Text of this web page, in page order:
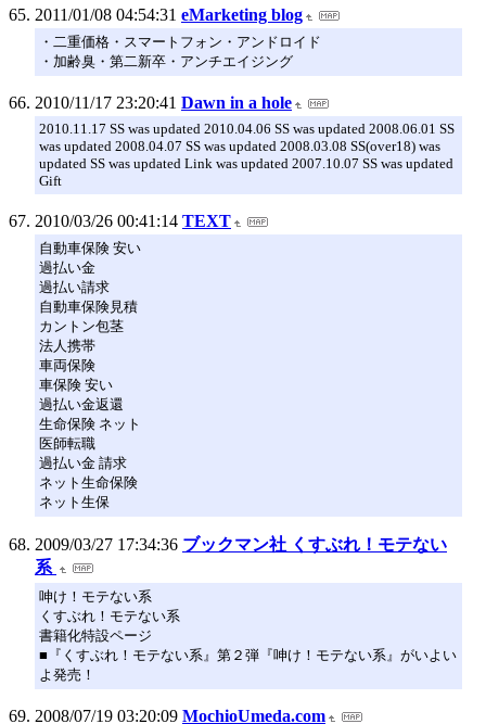
2011/01/08 04:54:31 eMarketing blog
・二重価格・スマートフォン・アンドロイド
・加齢臭・第二新卒・アンチエイジング
2010/11/17 23:20:41 Dawn in a hole
2010.11.17 SS was updated 2010.04.06 SS was updated 2008.06.01 SS
was updated 2008.04.07 SS was updated 2008.03.08 SS(over18) was
updated SS was updated Link was updated 2007.10.07 SS was updated
Gift
2010/03/26 00:41:14 TEXT
自動車保険 安い
過払い金
過払い請求
自動車保険見積
カントン包茎
法人携帯
車両保険
車保険 安い
過払い金返還
生命保険 ネット
医師転職
過払い金 請求
ネット生命保険
ネット生保
2009/03/27 17:34:36 ブックマン社 くすぶれ！モテない
系
呻け！モテない系
くすぶれ！モテない系
書籍化特設ページ
■『くすぶれ！モテない系』第２弾『呻け！モテない系』がいよい
よ発売！
2008/07/19 03:20:09 MochioUmeda.com